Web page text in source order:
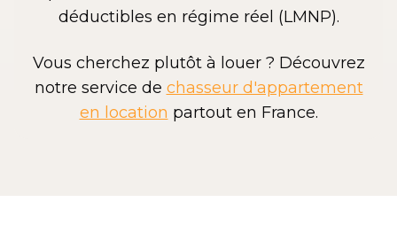
déductibles en régime réel (LMNP).
Vous cherchez plutôt à louer ? Découvrez
notre service de chasseur d'appartement
en location partout en France.